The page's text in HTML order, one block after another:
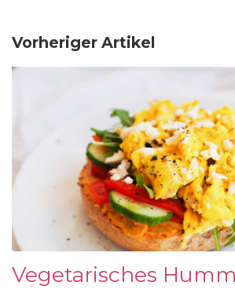
Vorheriger Artikel
Vegetarisches